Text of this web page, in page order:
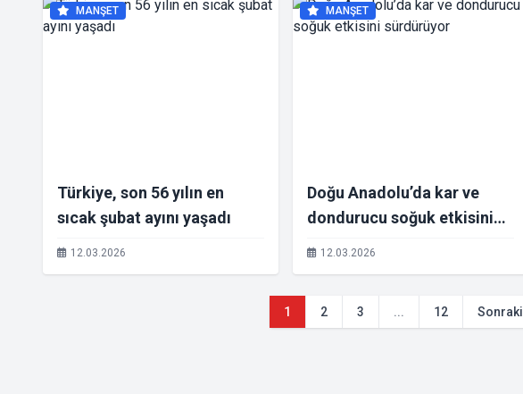
MANŞET
Türkiye, son 56 yılın en
sıcak şubat ayını yaşadı
12.03.2026
MANŞET
Doğu Anadolu’da kar ve
dondurucu soğuk etkisini
sürdürüyor
12.03.2026
1 2 3 ... 12 Sonraki